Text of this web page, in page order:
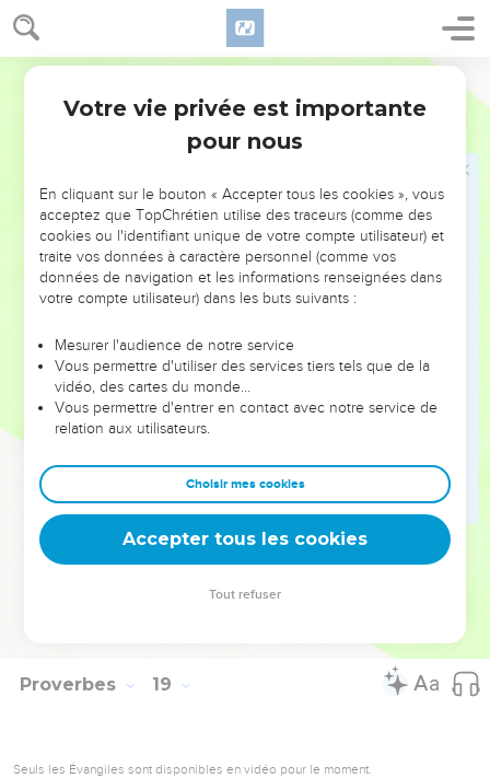
Proverbes 18
14 L'esprit de l'homme le soutient dans la maladie ; Mais
l'esprit abattu, qui le relèvera ?
sages cherche la science.
Les présents d'un homme lui élargissent la voie, Et lui
Le premier qui parle dans sa cause paraît juste ; Vient sa
partie adverse, et on l'examine.
Le sort fait cesser les contestations, Et décide entre les
puissants.
querelles sont comme les verrous d'un palais.
C'est du fruit de sa bouche que l'homme rassasie son
corps, C'est du produit de ses lèvres qu'il se rassasie.
La mort et la vie sont au pouvoir de la langue ; Quiconque
l'aime en mangera les fruits.
Celui qui trouve une femme trouve le bonheur ; C'est une
grâce qu'il obtient de l'Éternel.
Le pauvre parle en suppliant, Et le riche répond avec
Proverbes 19
Seuls les Évangiles sont disponibles en vidéo pour le moment.
Votre vie privée est importante
pour nous
En cliquant sur le bouton « Accepter tous les cookies », vous
acceptez que TopChrétien utilise des traceurs (comme des
cookies ou l'identifiant unique de votre compte utilisateur) et
traite vos données à caractère personnel (comme vos
données de navigation et les informations renseignées dans
votre compte utilisateur) dans les buts suivants :
Mesurer l'audience de notre service
Vous permettre d'utiliser des services tiers tels que de la
vidéo, des cartes du monde…
Vous permettre d'entrer en contact avec notre service de
relation aux utilisateurs.
Choisir mes cookies
Accepter tous les cookies
Tout refuser